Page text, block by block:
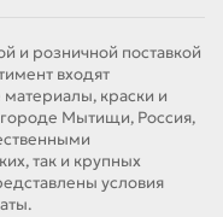
и розничной поставкой
входят
краски и
Мытищи, Россия,
так и крупных
условия